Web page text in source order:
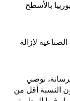
بالأسطح
لإزالة
نوصي
النسبة أقل من